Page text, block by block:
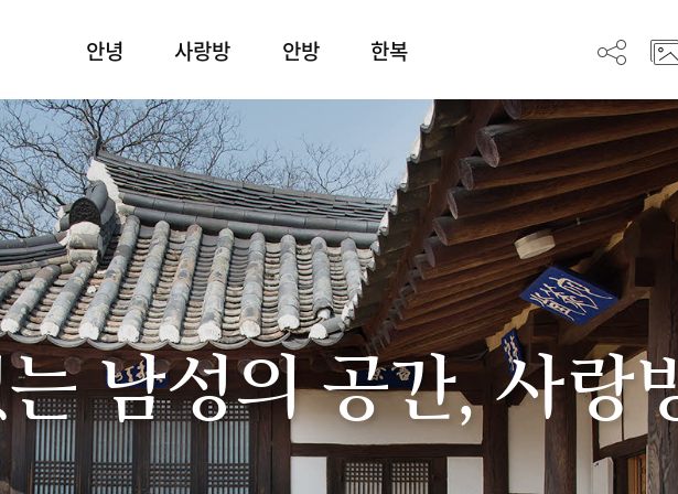
안녕 사랑방 안방 한복
남성의 공간, 사랑